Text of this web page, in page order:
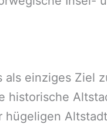
einziges Ziel
historische
hügeligen